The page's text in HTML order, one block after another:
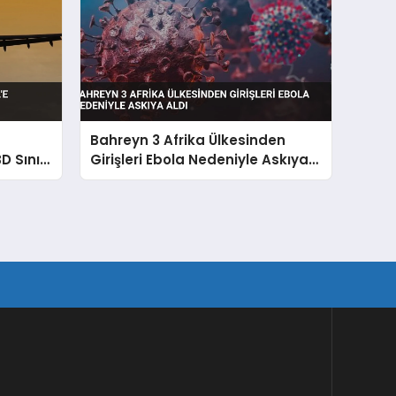
Sınır
Bahreyn 3 Afrika Ülkesinden
Girişleri Ebola Nedeniyle Askıya
Aldı